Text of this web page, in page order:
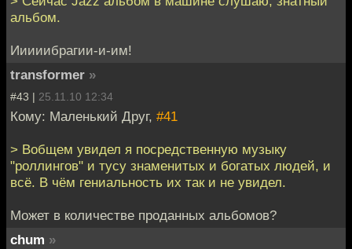
альбом.
Ииииибрагии-и-им!
transformer »
#43 | 25.11.10 12:34
Кому: Маленький Друг, #41
> Вобщем увидел я посредственную музыку
"роллингов" и тусу знаменитых и богатых людей, и
всё. В чём гениальность их так и не увидел.
Может в количестве проданных альбомов?
chum »